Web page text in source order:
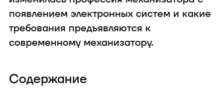
появлением электронных систем и какие
требования предъявляются к
современному механизатору.
Содержание